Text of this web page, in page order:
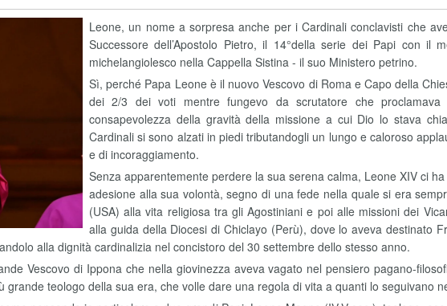
Leone, un nome a sorpresa anche per i Cardinali conclavisti che
Successore dell’Apostolo Pietro, il 14°della serie dei Papi con il
michelangiolesco nella Cappella Sistina - il suo Ministero petrino.
Sì, perché Papa Leone è il nuovo Vescovo di Roma e Capo della
dei 2/3 dei voti mentre fungevo da scrutatore che proclamava
consapevolezza della gravità della missione a cui Dio lo stava
Cardinali si sono alzati in piedi tributandogli un lungo e caloroso
e di incoraggiamento.
Senza apparentemente perdere la sua serena calma, Leone XIV ci
adesione alla sua volontà, segno di una fede nella quale si era
(USA) alla vita religiosa tra gli Agostiniani e poi alle missioni dei
alla guida della Diocesi di Chiclayo (Perù), dove lo aveva destinato
alla dignità cardinalizia nel concistoro del 30 settembre dello stesso anno.
Vescovo di Ippona che nella giovinezza aveva vagato nel pensiero pagano-
grande teologo della sua era, che volle dare una regola di vita a quanti lo seguivano